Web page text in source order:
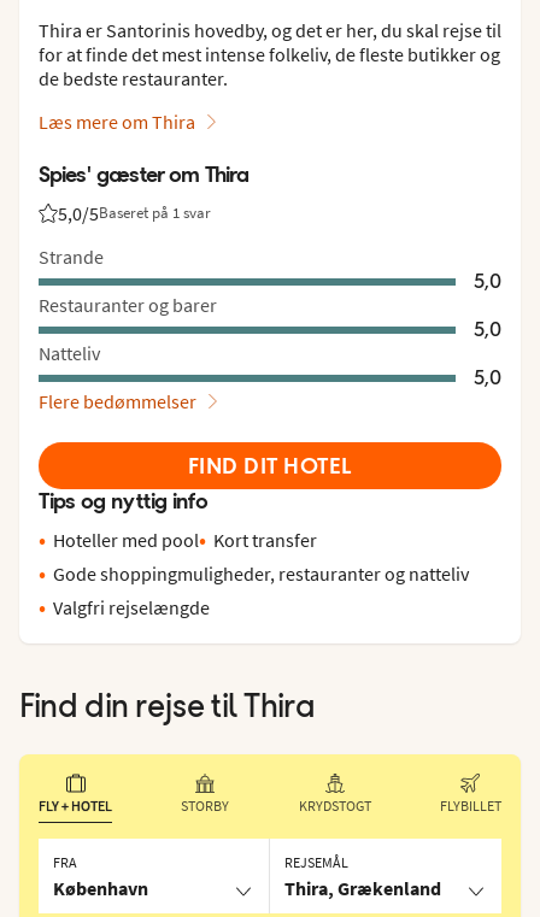
Thira er Santorinis hovedby, og det er her, du skal rejse til
for at finde det mest intense folkeliv, de fleste butikker og
de bedste restauranter.
Læs mere om Thira
Spies' gæster om Thira
5,0/5Baseret på 1 svar
Bedømmelse fra Spies gæster: 5/5
Strande
5,0
Restauranter og barer
5,0
Natteliv
5,0
Flere bedømmelser
FIND DIT HOTEL
Tips og nyttig info
Hoteller med pool
Kort transfer
Gode shoppingmuligheder, restauranter og natteliv
Valgfri rejselængde
Find din rejse tilThira
FLY + HOTEL STORBY KRYDSTOGT FLYBILLET
FRA
København
REJSEMÅL
Thira, Grækenland